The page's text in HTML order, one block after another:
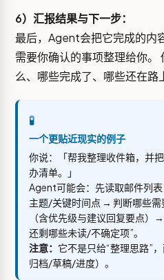
6）汇报结果与下一步：
最后，Agent会把它完成的内
需要你确认的事项整理给你。
么、哪些完成了、哪些还在路
🧪
一个更贴近现实的例子
你说：「帮我整理收件箱，并
办清单。」
Agent可能会：先读取邮件列
主题/关键时间点 → 判断哪些需
（含优先级与建议回复要点）
还剩哪些未读/不确定项”。
注意： 它不是只给“整理思路”
归档/草稿/进度）。